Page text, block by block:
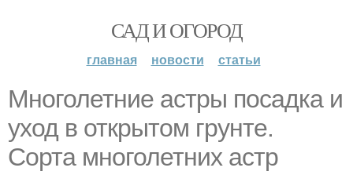
САД И ОГОРОД
главная новости статьи
Многолетние астры посадка и
уход в открытом грунте.
Сорта многолетних астр